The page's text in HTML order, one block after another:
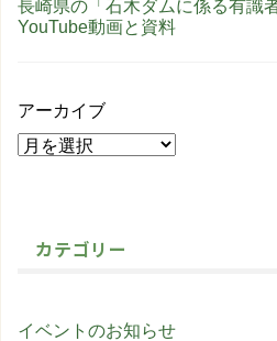
長崎県の「石木ダムに係る有識
YouTube動画と資料
アーカイブ
カテゴリー
イベントのお知らせ